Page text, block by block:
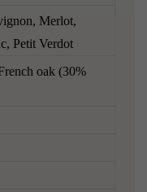
Merlot,
Petit Verdot
oak (30%